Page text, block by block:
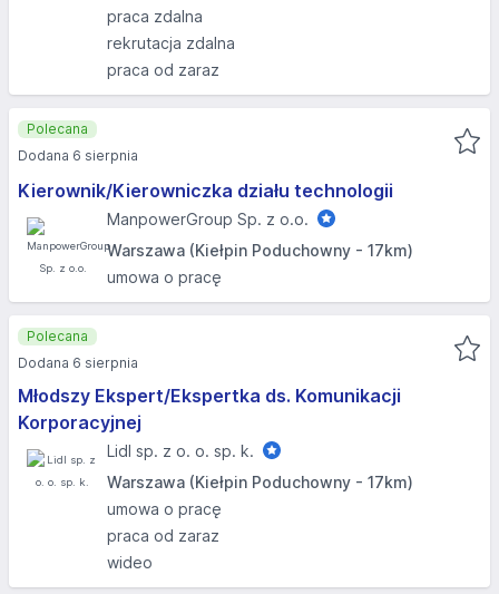
praca zdalna
rekrutacja zdalna
praca od zaraz
Kierownik/Kierowniczka działu technologii
ManpowerGroup Sp. z o.o.
Warszawa (Kiełpin Poduchowny - 17km)
umowa o pracę
Polecana
Dodana 6 sierpnia
Młodszy Ekspert/Ekspertka ds. Komunikacji
Korporacyjnej
Lidl sp. z o. o. sp. k.
Warszawa (Kiełpin Poduchowny - 17km)
umowa o pracę
praca od zaraz
wideo
Polecana
Dodana 6 sierpnia